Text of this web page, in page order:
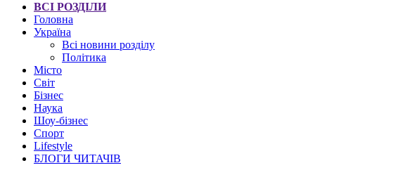
ВСІ РОЗДІЛИ
Головна
Україна
Всі новини розділу
Політика
Місто
Світ
Бізнес
Наука
Шоу-бізнес
Спорт
Lifestyle
БЛОГИ ЧИТАЧІВ